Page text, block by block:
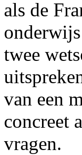
als de
twee
van een
concreet
vragen.